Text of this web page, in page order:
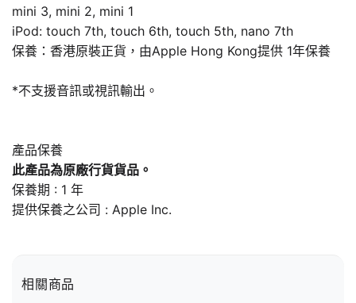
mini 3, mini 2, mini 1
iPod: touch 7th, touch 6th, touch 5th, nano 7th
保養：香港原裝正貨，由Apple Hong Kong提供 1年保養
*不支援音訊或視訊輸出。
產品保養
此產品為原廠行貨貨品。
保養期 : 1 年
提供保養之公司 : Apple Inc.
相關商品